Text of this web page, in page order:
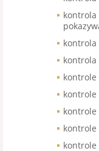
kontrola
kontrola
kontrole
kontrole
kontrole
kontrole